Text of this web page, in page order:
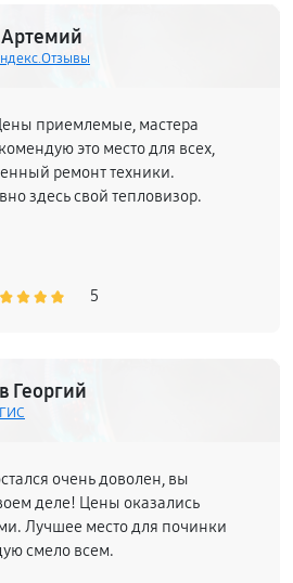
приемлемые, мастера
это место для всех,
ремонт техники.
здесь свой тепловизор.
5
Георгий
очень доволен, вы
деле! Цены оказались
Лучшее место для починки
смело всем.